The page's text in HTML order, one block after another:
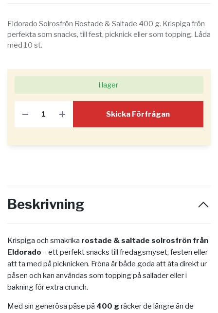
Eldorado Solrosfrön Rostade & Saltade 400 g. Krispiga frön
perfekta som snacks, till fest, picknick eller som topping. Låda
med 10 st.
I lager
Skicka Förfrågan
Beskrivning
Krispiga och smakrika rostade & saltade solrosfrön från
Eldorado – ett perfekt snacks till fredagsmyset, festen eller
att ta med på picknicken. Fröna är både goda att äta direkt ur
påsen och kan användas som topping på sallader eller i
bakning för extra crunch.
Med sin generösa påse på 400 g räcker de längre än de